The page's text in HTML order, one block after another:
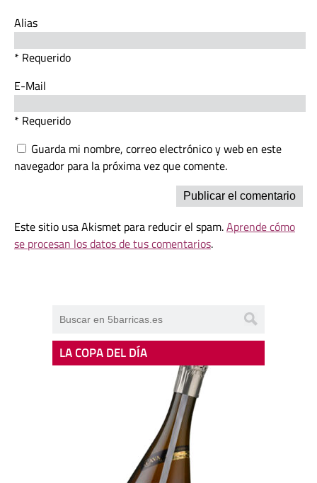
Alias
* Requerido
E-Mail
* Requerido
Guarda mi nombre, correo electrónico y web en este
navegador para la próxima vez que comente.
Este sitio usa Akismet para reducir el spam.Aprende cómo
se procesan los datos de tus comentarios.
LA COPA DEL DÍA